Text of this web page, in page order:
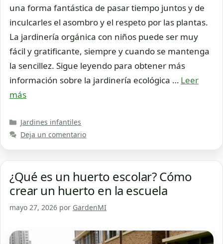
una forma fantástica de pasar tiempo juntos y de
inculcarles el asombro y el respeto por las plantas.
La jardinería orgánica con niños puede ser muy
fácil y gratificante, siempre y cuando se mantenga
la sencillez. Sigue leyendo para obtener más
información sobre la jardinería ecológica … Leer
más
Categorías
Jardines infantiles
Deja un comentario
¿Qué es un huerto escolar? Cómo
crear un huerto en la escuela
mayo 27, 2026 por GardenMI